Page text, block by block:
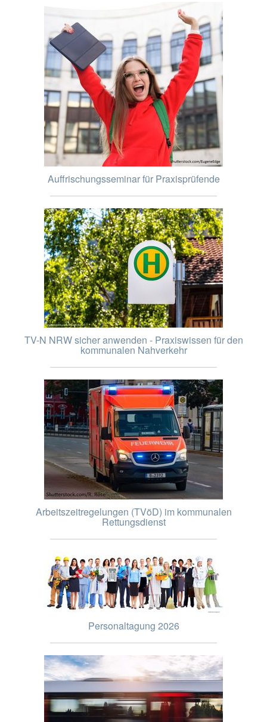
Auffrischungsseminar für Praxisprüfende
TV-N NRW sicher anwenden - Praxiswissen für den
kommunalen Nahverkehr
Arbeitszeitregelungen (TVöD) im kommunalen
Rettungsdienst
Personaltagung 2026